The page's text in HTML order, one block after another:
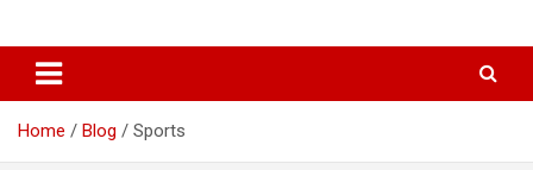
Home Blog Sports